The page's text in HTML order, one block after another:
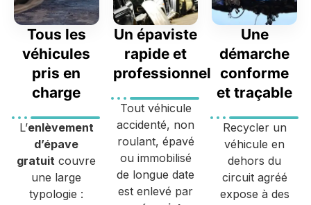
Tous les
véhicules
pris en
charge
L’enlèvement
d’épave
gratuit couvre
une large
typologie :
Un épaviste
rapide et
professionnel
Tout véhicule
accidenté, non
roulant, épavé
ou immobilisé
de longue date
est enlevé par
Une
démarche
conforme
et traçable
Recycler un
véhicule en
dehors du
circuit agréé
expose à des